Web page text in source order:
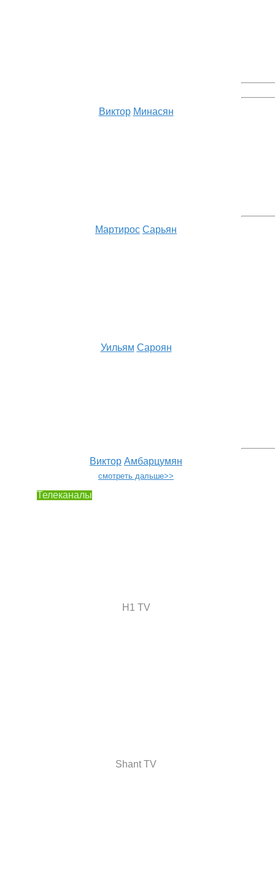
Виктор Минасян
Мартирос Сарьян
Уильям Сароян
Виктор Амбарцумян
смотреть дальше>>
Телеканалы
H1 TV
Shant TV